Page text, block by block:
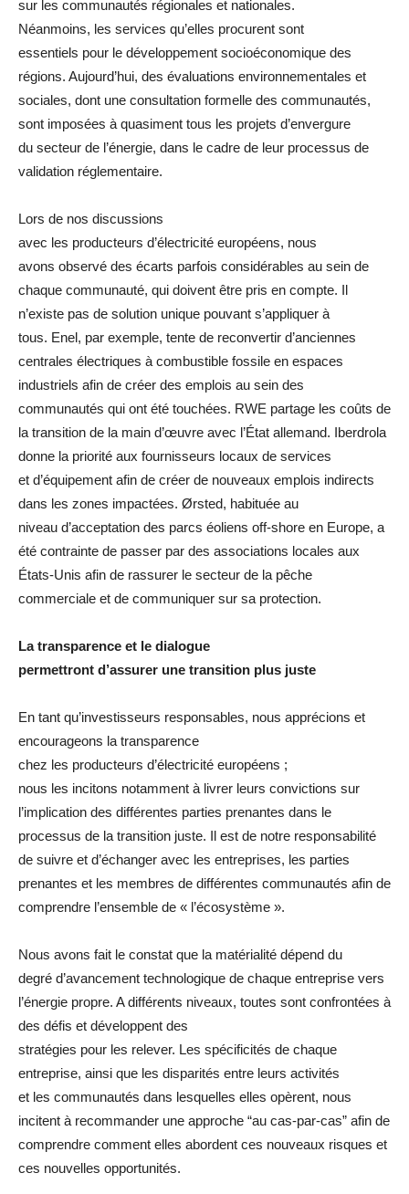
sur les communautés régionales et nationales.
Néanmoins, les services qu’elles procurent sont
essentiels pour le développement socioéconomique des
régions. Aujourd’hui, des évaluations environnementales et
sociales, dont une consultation formelle des communautés,
sont imposées à quasiment tous les projets d’envergure
du secteur de l’énergie, dans le cadre de leur processus de
validation réglementaire.
Lors de nos discussions
avec les producteurs d’électricité européens, nous
avons observé des écarts parfois considérables au sein de
chaque communauté, qui doivent être pris en compte. Il
n’existe pas de solution unique pouvant s’appliquer à
tous. Enel, par exemple, tente de reconvertir d’anciennes
centrales électriques à combustible fossile en espaces
industriels afin de créer des emplois au sein des
communautés qui ont été touchées. RWE partage les coûts de
la transition de la main d’œuvre avec l’État allemand. Iberdrola
donne la priorité aux fournisseurs locaux de services
et d’équipement afin de créer de nouveaux emplois indirects
dans les zones impactées. Ørsted, habituée au
niveau d’acceptation des parcs éoliens off-shore en Europe, a
été contrainte de passer par des associations locales aux
États-Unis afin de rassurer le secteur de la pêche
commerciale et de communiquer sur sa protection.
La transparence et le dialogue
permettront d’assurer une transition plus juste
En tant qu’investisseurs responsables, nous apprécions et
encourageons la transparence
chez les producteurs d’électricité européens ;
nous les incitons notamment à livrer leurs convictions sur
l’implication des différentes parties prenantes dans le
processus de la transition juste. Il est de notre responsabilité
de suivre et d’échanger avec les entreprises, les parties
prenantes et les membres de différentes communautés afin de
comprendre l’ensemble de « l’écosystème ».
Nous avons fait le constat que la matérialité dépend du
degré d’avancement technologique de chaque entreprise vers
l’énergie propre. A différents niveaux, toutes sont confrontées à
des défis et développent des
stratégies pour les relever. Les spécificités de chaque
entreprise, ainsi que les disparités entre leurs activités
et les communautés dans lesquelles elles opèrent, nous
incitent à recommander une approche “au cas-par-cas” afin de
comprendre comment elles abordent ces nouveaux risques et
ces nouvelles opportunités.